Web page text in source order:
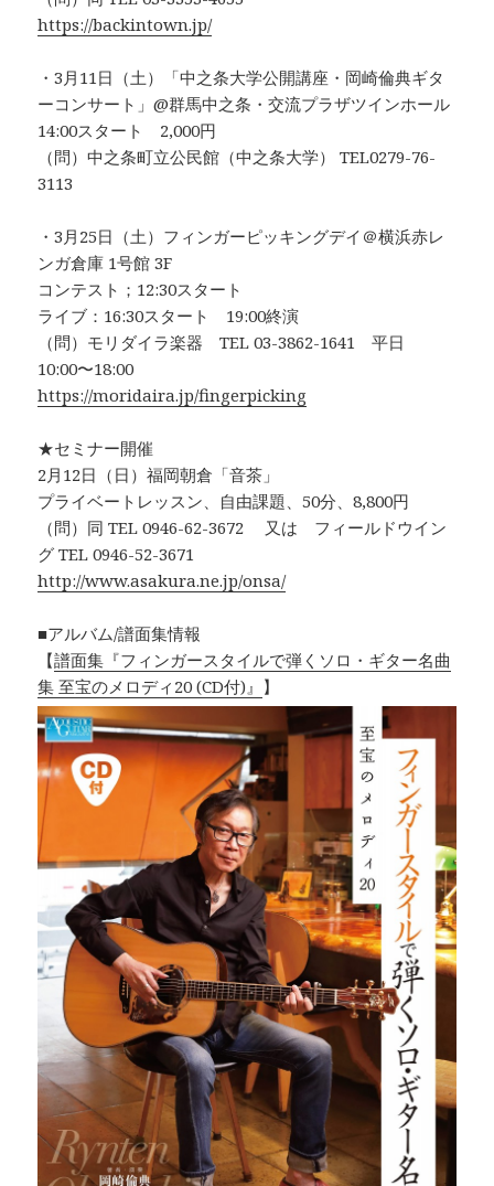
https://backintown.jp/
・3月11日（土）「中之条大学公開講座・岡崎倫典ギタ
ーコンサート」@群馬中之条・交流プラザツインホール
14:00スタート 2,000円
（問）中之条町立公民館（中之条大学） TEL0279-76-
3113
・3月25日（土）フィンガーピッキングデイ＠横浜赤レ
ンガ倉庫 1号館 3F
コンテスト；12:30スタート
ライブ：16:30スタート 19:00終演
（問）モリダイラ楽器 TEL 03-3862-1641 平日
10:00〜18:00
https://moridaira.jp/fingerpicking
★セミナー開催
2月12日（日）福岡朝倉「音茶」
プライベートレッスン、自由課題、50分、8,800円
（問）同 TEL 0946-62-3672 又は フィールドウイン
グ TEL 0946-52-3671
http://www.asakura.ne.jp/onsa/
■アルバム/譜面集情報
【譜面集『フィンガースタイルで弾くソロ・ギター名曲
集 至宝のメロディ20 (CD付)』 】